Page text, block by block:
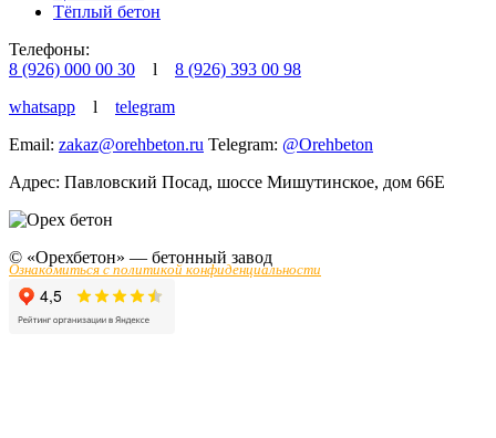
Тёплый бетон
Телефоны:
8 (926) 000 00 30
l
8 (926) 393 00 98
whatsapp
l
telegram
Email: zakaz@orehbeton.ru Telegram: @Orehbeton
Адрес: Павловский Посад, шоссе Мишутинское, дом 66Е
© «Орехбетон» — бетонный завод
Ознакомиться с политикой конфиденциальности